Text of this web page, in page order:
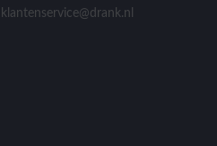
klantenservice@drank.nl